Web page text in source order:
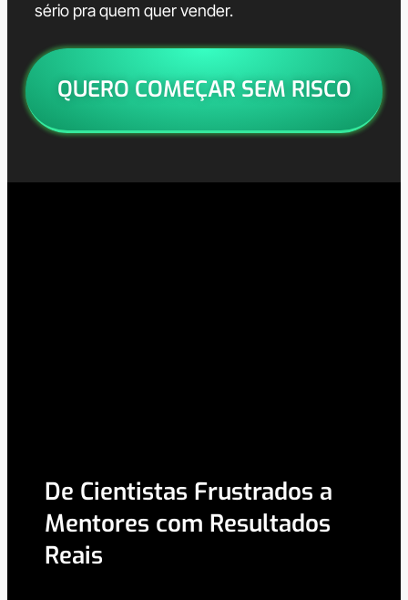
sério pra quem quer vender.
QUERO COMEÇAR SEM RISCO
De Cientistas Frustrados a
Mentores com Resultados
Reais